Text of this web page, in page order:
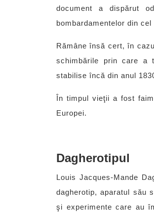
document a dispărut
bombardamentelor din
Rămâne însă cert, în
schimbările prin care a
stabilise încă din anul
În timpul vieţii a fost
Europei.
Dagherotipul
Louis Jacques-Mande
dagherotip, aparatul său
şi experimente care au